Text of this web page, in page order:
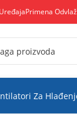
Primena
Za